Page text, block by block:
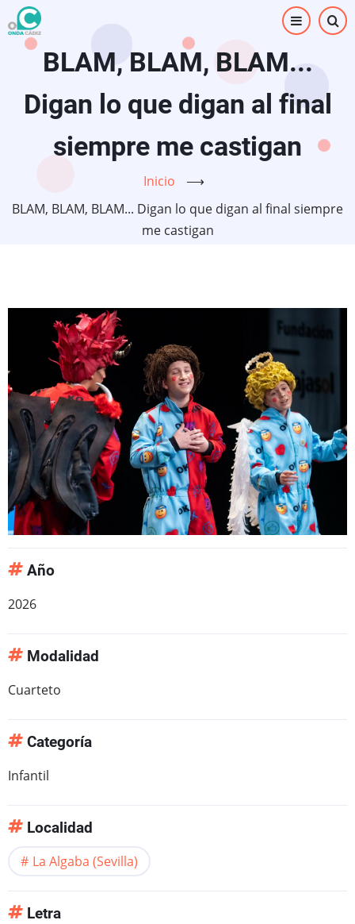
Pasar
al
contenido
principalBLAM, BLAM, BLAM...
Digan lo que digan al final
siempre me castigan
Inicio
⟶
BLAM, BLAM, BLAM... Digan lo que digan al final siempre
me castigan
Año
2026
Modalidad
Cuarteto
Categoría
Infantil
Localidad
La Algaba (Sevilla)
Letra